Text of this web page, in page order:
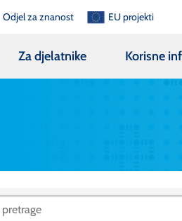
Odjel za znanost EU projekti
Za djelatnike Korisne